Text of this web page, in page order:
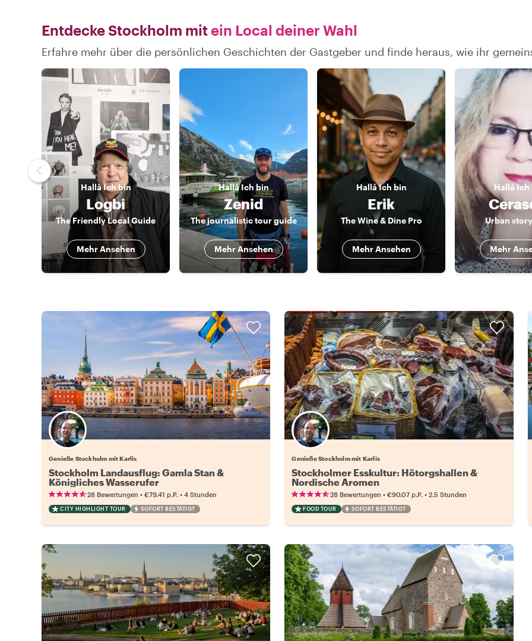
Entdecke Stockholm mitein Local deiner Wahl
Erfahre mehr über die persönlichen Geschichten der Gastgeber und finde heraus, wie ihr
HallåIch bin
Logbi
The Friendly Local Guide
Mehr Ansehen
HallåIch bin
Zenid
The journalistic tour guide
Mehr Ansehen
HallåIch bin
Erik
The Wine & Dine Pro
Mehr Ansehen
Hallå Ich
Urban
Mehr
Genieße Stockholm mit Karlis
Stockholm Landausflug: Gamla Stan &
Königliches Wasserufer
28 Bewertungen • €79.41 p.P. • 4 Stunden
CITY HIGHLIGHT TOUR SOFORT BESTÄTIGT
Genieße Stockholm mit Karlis
Stockholmer Esskultur: Hötorgshallen &
Nordische Aromen
28 Bewertungen •€90.07 p.P. •2.5 Stunden
FOOD TOUR SOFORT BESTÄTIGT